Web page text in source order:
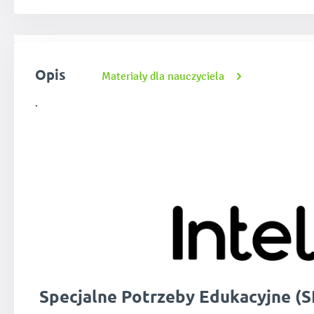
Opis Materiały dla nauczyciela
.
Specjalne Potrzeby Edukacyjne